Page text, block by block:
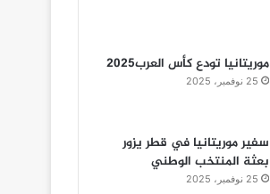
موريتانيا تودع كأس العرب2025
25 نوفمبر، 2025
سفير موريتانيا في قطر يزور
بعثة المنتخب الوطني
25 نوفمبر، 2025